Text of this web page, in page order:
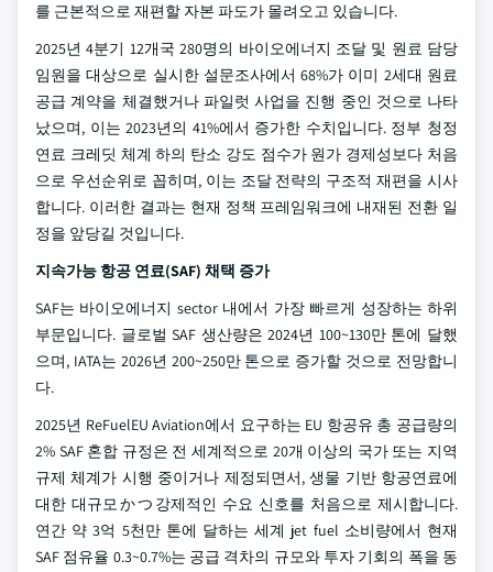
를 근본적으로 재편할 자본 파도가 몰려오고 있습니다.
2025년 4분기 12개국 280명의 바이오에너지 조달 및 원료 담당
임원을 대상으로 실시한 설문조사에서 68%가 이미 2세대 원료
공급 계약을 체결했거나 파일럿 사업을 진행 중인 것으로 나타
났으며, 이는 2023년의 41%에서 증가한 수치입니다. 정부 청정
연료 크레딧 체계 하의 탄소 강도 점수가 원가 경제성보다 처음
으로 우선순위로 꼽히며, 이는 조달 전략의 구조적 재편을 시사
합니다. 이러한 결과는 현재 정책 프레임워크에 내재된 전환 일
정을 앞당길 것입니다.
지속가능 항공 연료(SAF) 채택 증가
SAF는 바이오에너지 sector 내에서 가장 빠르게 성장하는 하위
부문입니다. 글로벌 SAF 생산량은 2024년 100~130만 톤에 달했
으며, IATA는 2026년 200~250만 톤으로 증가할 것으로 전망합니
다.
2025년 ReFuelEU Aviation에서 요구하는 EU 항공유 총 공급량의
2% SAF 혼합 규정은 전 세계적으로 20개 이상의 국가 또는 지역
규제 체계가 시행 중이거나 제정되면서, 생물 기반 항공연료에
대한 대규모かつ강제적인 수요 신호를 처음으로 제시합니다.
연간 약 3억 5천만 톤에 달하는 세계 jet fuel 소비량에서 현재
SAF 점유율 0.3~0.7%는 공급 격차의 규모와 투자 기회의 폭을 동